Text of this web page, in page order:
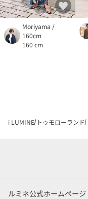
Moriyama /
160cm
160 cm
i LUMINE トゥモローランド
ルミネ公式ホームページ